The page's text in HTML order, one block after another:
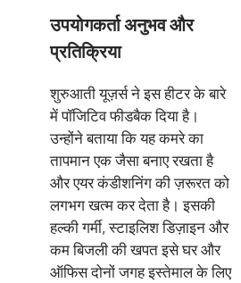
उपयोगकर्ता अनुभव और
प्रतिक्रिया
शुरुआती यूज़र्स ने इस हीटर के बारे
में पॉजिटिव फीडबैक दिया है।
उन्होंने बताया कि यह कमरे का
तापमान एक जैसा बनाए रखता है
और एयर कंडीशनिंग की ज़रूरत को
लगभग खत्म कर देता है। इसकी
हल्की गर्मी, स्टाइलिश डिज़ाइन और
कम बिजली की खपत इसे घर और
ऑफिस दोनों जगह इस्तेमाल के लिए